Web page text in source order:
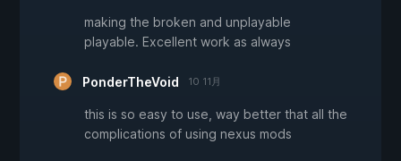
making the broken and unplayable
playable. Excellent work as always
PonderTheVoid 10 11月
this is so easy to use, way better that all the
complications of using nexus mods